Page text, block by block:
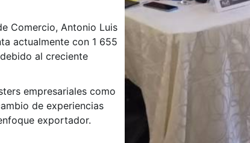
Comercio, Antonio Luis
actualmente con 1 655
al creciente
empresariales como
de experiencias
exportador.